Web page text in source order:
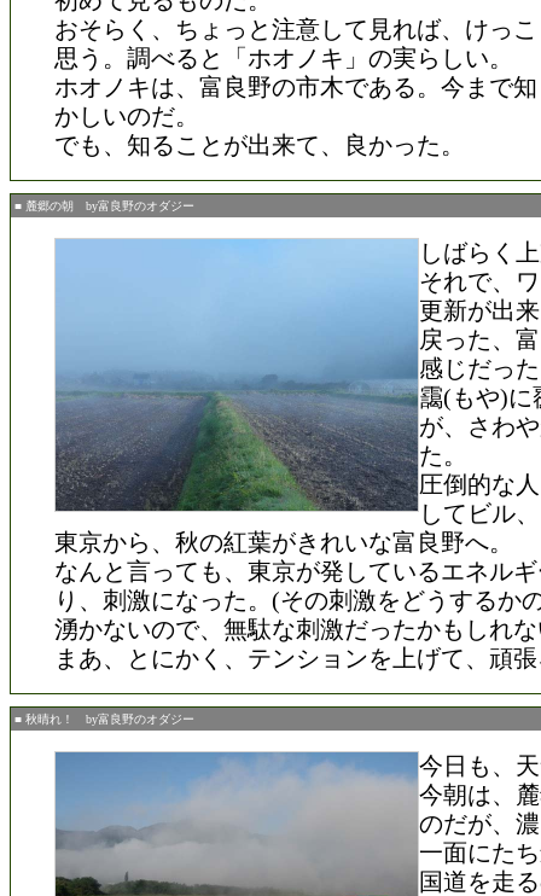
おそらく、ちょっと注意して見れば、けっ
思う。調べると「ホオノキ」の実らしい。
ホオノキは、富良野の市木である。今まで
かしいのだ。
でも、知ることが出来て、良かった。
■ 麓郷の朝 by富良野のオダジー
しばらく
それで、
更新が出
戻った、
感じだっ
靄(もや)に
が、さわ
た。
圧倒的な
してビル
東京から、秋の紅葉がきれいな富良野へ。
なんと言っても、東京が発しているエネル
り、刺激になった。(その刺激をどうするか
湧かないので、無駄な刺激だったかもしれ
まあ、とにかく、テンションを上げて、頑
■ 秋晴れ！ by富良野のオダジー
今日も、
今朝は、
のだが、
一面にた
国道を走